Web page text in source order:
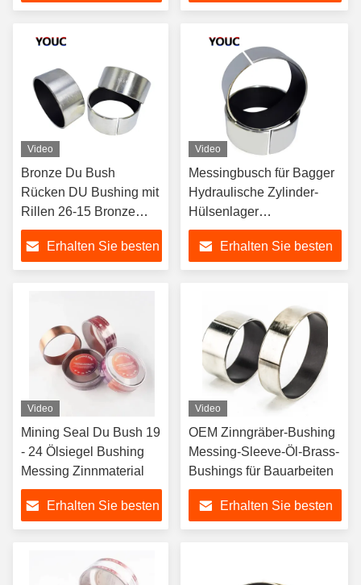
Video
Bronze Du Bush
Rücken DU Bushing mit
Rillen 26-15 Bronze
Bushings nach Größe
Erhalten Sie besten
Video
Messingbusch für Bagger
Hydraulische Zylinder-
Hülsenlager
Schwerlastbau
Erhalten Sie besten
Video
Mining Seal Du Bush 19
- 24 Ölsiegel Bushing
Messing Zinnmaterial
Erhalten Sie besten
Video
OEM Zinngräber-Bushing
Messing-Sleeve-Öl-Brass-
Bushings für Bauarbeiten
Erhalten Sie besten